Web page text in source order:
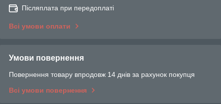
Післяплата при передоплаті
Всі умови оплати
Умови повернення
Повернення товару впродовж 14 днів за рахунок покупця
Всі умови повернення